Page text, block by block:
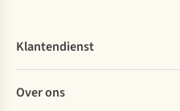
Klantendienst
Bestellen
Over ons